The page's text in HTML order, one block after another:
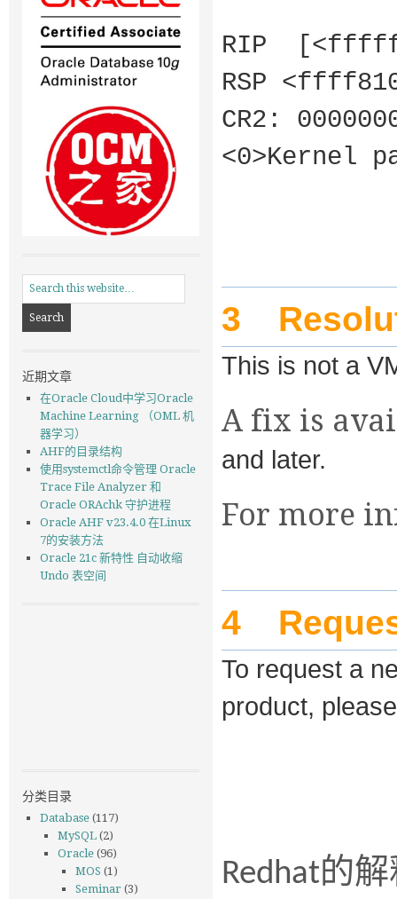
RIP
RSP
CR2:
<0>Kernel
3
This is not a
A fix is
and later.
For more
4
To request a
product,
Redhat的
近期文章
在Oracle Cloud中学习Oracle
Machine Learning （OML 机
器学习）
AHF的目录结构
使用systemctl命令管理 Oracle
Trace File Analyzer 和
Oracle ORAchk 守护进程
Oracle AHF v23.4.0 在Linux
7的安装方法
Oracle 21c 新特性 自动收缩
Undo 表空间
分类目录
Database (117)
MySQL (2)
Oracle (96)
MOS (1)
Seminar (3)